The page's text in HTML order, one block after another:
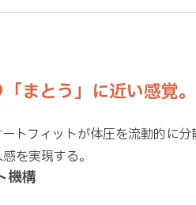
まとう」に近い感覚。
トフィットが体圧を流動的に
を実現する。
機構